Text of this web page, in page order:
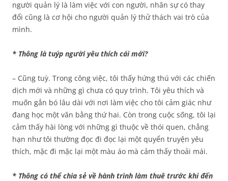
người quản lý là làm việc với con người, nhân sự có thay
đổi cũng là cơ hội cho người quản lý thử thách vai trò của
mình.
* Thông là tuýp người yêu thích cái mới?
– Cũng tuỳ. Trong công việc, tôi thấy hứng thú với các chiến
dịch mới và những gì chưa có quy trình. Tôi yêu thích và
muốn gắn bó lâu dài với nơi làm việc cho tôi cảm giác như
đang học một văn bằng thứ hai. Còn trong cuộc sống, tôi lại
cảm thấy hài lòng với những gì thuộc về thói quen, chẳng
hạn như tôi thường đọc đi đọc lại một quyển truyện yêu
thích, mặc đi mặc lại một màu áo mà cảm thấy thoải mái.
* Thông có thể chia sẻ về hành trình làm thuê trước khi đến